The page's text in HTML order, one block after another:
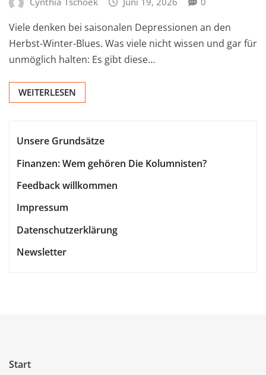
Viele denken bei saisonalen Depressionen an den
Herbst-Winter-Blues. Was viele nicht wissen und gar für
unmöglich halten: Es gibt diese…
WEITERLESEN
Unsere Grundsätze
Finanzen: Wem gehören Die Kolumnisten?
Feedback willkommen
Impressum
Datenschutzerklärung
Newsletter
Start